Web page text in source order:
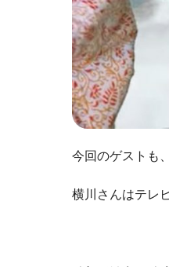
今回のゲストも、
横川さんはテレ